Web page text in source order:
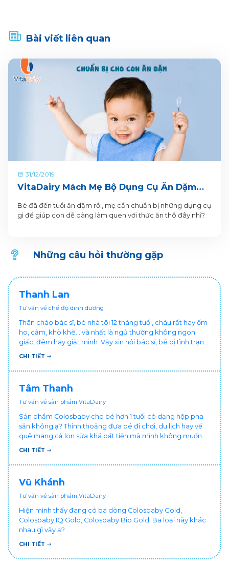
Bài viết liên quan
31/12/2019
VitaDairy Mách Mẹ Bộ Dụng Cụ Ăn Dặm
Cho Bé Mẹ Cần Chuẩn Bị
Bé đã đến tuổi ăn dặm rồi, mẹ cần chuẩn bị những dụng cụ
gì để giúp con dễ dàng làm quen với thức ăn thô đây nhỉ?
Những câu hỏi thường gặp
Thanh Lan
Tư vấn về chế độ dinh dưỡng
Thân chào bác sĩ, bé nhà tôi 12 tháng tuổi, cháu rất hay ốm
ho, cảm, khò khè... và nhất là ngủ thường không ngon
giấc, đêm hay giật mình. Vậy xin hỏi bác sĩ, bé bị tình trạng
vậy nên làm sao để con khỏe mạnh và ngủ ngon giấc hơn
chăm cháu hay ốm ạ?. Cảm ơn bác sĩ.
CHI TIẾT
Tâm Thanh
Tư vấn về sản phẩm VitaDairy
Sản phẩm Colosbaby cho bé hơn 1 tuổi có dạng hộp pha
sẵn không ạ? Thỉnh thoảng đưa bé đi chơi, du lịch hay về
quê mang cả lon sữa khá bất tiện mà mình không muốn
đổi cho bé dùng sữa tươi hộp khác sợ bé nạ sữa ảnh
CHI TIẾT
Vũ Khánh
Tư vấn về sản phẩm VitaDairy
Hiện mình thấy đang có ba dòng Colosbaby Gold,
Colosbaby IQ Gold, Colosbaby Bio Gold. Ba loại này khác
nhau gì vậy ạ?
CHI TIẾT